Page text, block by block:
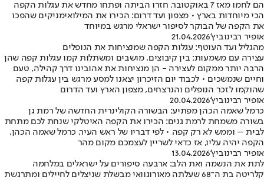
הם לחמו מאז 7 באוקטובר, חזרו הביתה ופתחו מחדש את עגלות הקפה
הכי מיוחדות בארץ • מצפון ועד דרום: הכירו את המילואימניקים שהפכו
את הקפה של הבוקר לסיפור ישראלי מרגש במיוחד
אופיר רבינוביץ'21.04.2026
מהגליל ועד העוטף: עגלות הקפה שמנציחות את הנופלים
עצירה עם משמעות: בין קיבוצים, מושבים ומשתלות קמו עגלות קפה שהן
הרבה יותר ממקום לעצירה - הן מנציחות את אהובינו דרך קהילה, טעם
וחיים שנמשכים • לכבוד יום הזיכרון יצאנו למסע מרגש בין עגלות קפה
שהוקמו לזכר הנופלים והנרצחים, מצפון הארץ ועד הדרום
אופיר רבינוביץ'20.04.2026
כרמל שאמה הכהן מפתיע: הבשורה הקולינרית החדשה של רמת גן
בשורה משמחת לרמת גנים: הכירו את הקפה האיטלקי שנחת לכם מתחת
לבית – וממש לא רק קפה • לפי דבריו של ראש העיר, כרמל שאמה הכהן,
הקפה יהיה עליו, אז כדאי לשריין לעצמכם מקום מהר
אופיר רבינוביץ'13.04.2026
לתת את הנשמה ואת הלב: ארבעה סיפורים על ישראלים במלחמה
קלריטה בת ה־68 שעלתה מאורוגוואי מבשלת שניצלים לחיילים ומתרגשת